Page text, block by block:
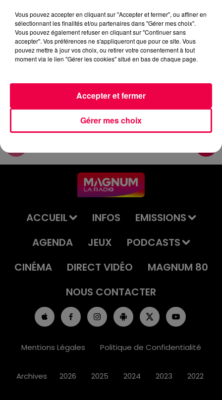
27 mai 2026 - 4 min 29 sec
MERCREDI MATIN - 27 MAI
ACCUEIL INFOS
EMISSIONS
AGENDA
JEUX
PODCASTS
CINÉMA
DIRECT VIDÉO
MAGNUM 80
NOUS CONTACTER
Mentions Légales Politique de Confidentialité
Archives 2026 2025 2024 2023 2022
Vous pouvez accepter en cliquant sur "Accepter et fermer", ou affiner en
sélectionnant les finalités et/ou partenaires dans "Gérer mes choix".
Vous pouvez également refuser en cliquant sur "Continuer sans
accepter". Vos préférences ne s'appliqueront que pour ce site. Vous
pouvez mettre à jour vos choix, ou retirer votre consentement à tout
moment via le lien "Gérer les cookies" situé en bas de chaque page.
Gérer mes choix
Accepter et fermer